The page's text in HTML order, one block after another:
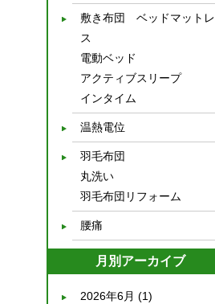
敷き布団 ベッドマットレ
ス
電動ベッド
アクティブスリープ
インタイム
温熱電位
羽毛布団
丸洗い
羽毛布団リフォーム
腰痛
月別アーカイブ
2026年6月 (1)